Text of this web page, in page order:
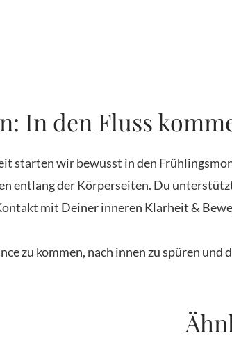
In den Fluss
starten wir bewusst in den
entlang der Körperseiten. Du
mit Deiner inneren Klarheit &
zu kommen, nach innen zu spüren